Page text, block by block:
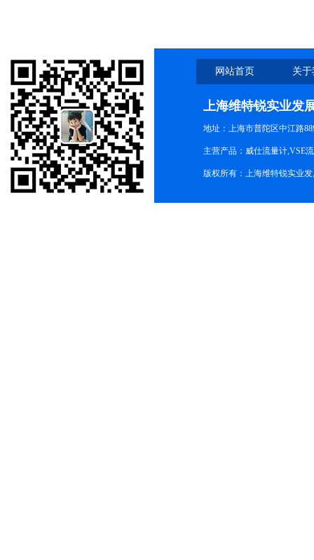
网站首页 关
上海维特锐实业发
地址：上海市普陀区中江路
主营产品：威仕流量计,VSE
版权所有：上海维特锐实业